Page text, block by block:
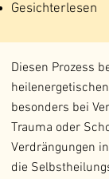
Gesichterlesen
Diesen Prozess
besonders bei
Trauma oder
Verdrängungen
die